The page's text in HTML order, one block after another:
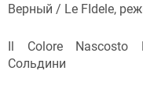
Верный / Le FIdele,
Il Colore Nascosto
Сольдини